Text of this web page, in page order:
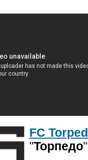
FC
"Торпедо